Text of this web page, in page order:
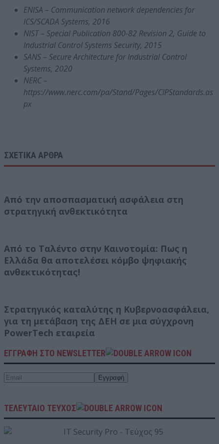
ENISA – Communication network dependencies for
ICS/SCADA Systems, 2016
NIST – Special Publication 800-82 Revision 2, Guide to
Industrial Control Systems Security, 2015
SANS – Secure Architecture for Industrial Control
Systems, 2020
NERC –
https://www.nerc.com/pa/Stand/Pages/CIPStandards.as
px
ΣΧΕΤΙΚΑ ΑΡΘΡΑ
Από την αποσπασματική ασφάλεια στη
στρατηγική ανθεκτικότητα
Από το Ταλέντο στην Καινοτομία: Πως η
Ελλάδα θα αποτελέσει κόμβο ψηφιακής
ανθεκτικότητας!
Στρατηγικός καταλύτης η Κυβερνοασφάλεια,
για τη μετάβαση της ΔΕΗ σε μια σύγχρονη
PowerTech εταιρεία
ΕΓΓΡΑΦΗ ΣΤΟ NEWSLETTER
ΤΕΛΕΥΤΑΙΟ ΤΕΥΧΟΣ